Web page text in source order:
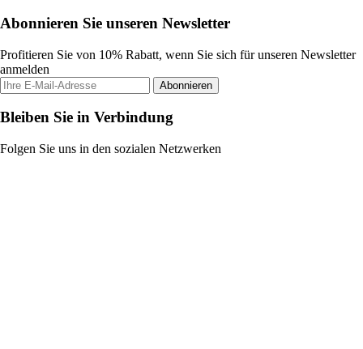
Abonnieren Sie unseren Newsletter
Profitieren Sie von 10% Rabatt, wenn Sie sich für unseren Newsletter
anmelden
Abonnieren
Bleiben Sie in Verbindung
Folgen Sie uns in den sozialen Netzwerken